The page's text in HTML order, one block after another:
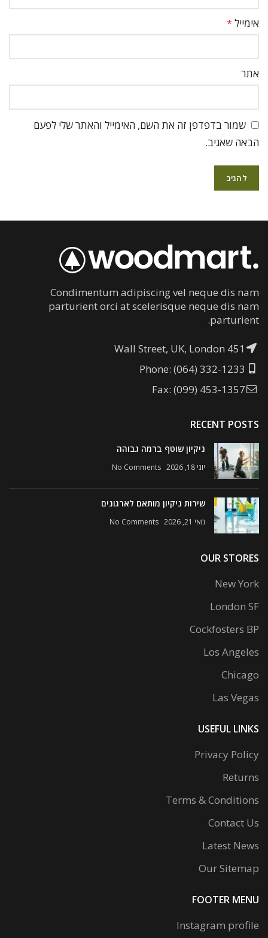
אימייל *
אתר
שמור בדפדפן זה את השם, האימייל והאתר שלי לפעם
הבאה שאגיב.
Condimentum adipiscing vel neque dis nam
parturient orci at scelerisque neque dis nam
parturient.
451 Wall Street, UK, London
Fax: (099) 453-1357
RECENT POSTS
ניקיון שוטף ברמה גבוהה
יוני 18, 2026 No Comments
שירות ניקיון מותאם לארגונים
מאי 21, 2026 No Comments
OUR STORES
New York
London SF
Cockfosters BP
Los Angeles
Chicago
Las Vegas
USEFUL LINKS
Privacy Policy
Returns
Terms & Conditions
Contact Us
Latest News
Our Sitemap
FOOTER MENU
Instagram profile